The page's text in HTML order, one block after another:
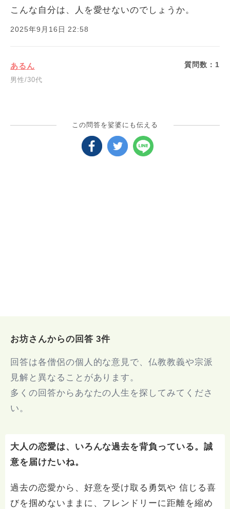
こんな自分は、人を愛せないのでしょうか。
2025年9月16日 22:58
あるん
男性/30代
質問数： 1
この問答を娑婆にも伝える
お坊さんからの回答 3件
回答は各僧侶の個人的な意見で、仏教教義や宗派
見解と異なることがあります。
多くの回答からあなたの人生を探してみてくださ
い。
大人の恋愛は、いろんな過去を背負っている。誠
意を届けたいね。
過去の恋愛から、好意を受け取る勇気や 信じる喜
びを掴めないままに、フレンドリーに距離を縮め